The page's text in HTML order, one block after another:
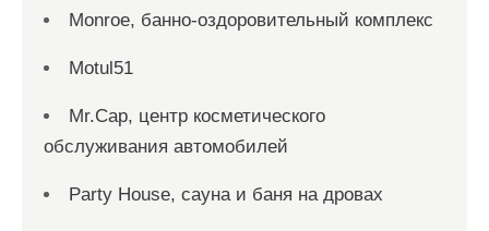
Monroe, банно-оздоровительный комплекс
Motul51
Mr.Cap, центр косметического
обслуживания автомобилей
Party House, сауна и баня на дровах